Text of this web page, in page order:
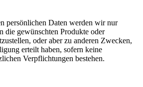
persönlichen Daten werden wir nur
die gewünschten Produkte oder
oder aber zu anderen Zwecken,
erteilt haben, sofern keine
Verpflichtungen bestehen.